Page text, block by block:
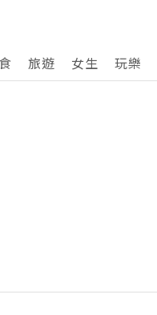
旅遊 女生 玩樂